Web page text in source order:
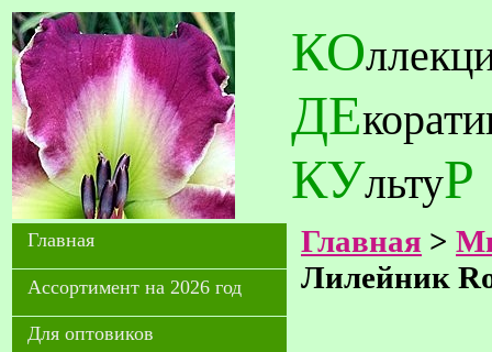
КО
ДЕ
КУльтуР
Главная
Ассортимент на 2026 год
Для оптовиков
Главная >
Лилейник